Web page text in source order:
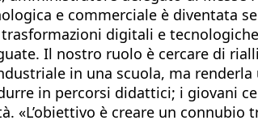
e commerciale è diventata
digitali e
Il nostro ruolo è cercare di
in una scuola, ma
in percorsi didattici; i giovani
«L’obiettivo è creare un